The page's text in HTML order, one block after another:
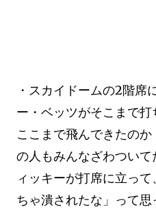
・スカイドームの2階席
ー・ベッツがそこまで打
ここまで飛んできたの
の人もみんなざわつい
ィッキーが打席に立っ
ちゃ潰されたな」って思